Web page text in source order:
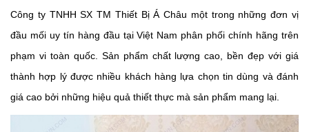
Công ty TNHH SX TM Thiết Bị Á Châu một trong những đơn vị
đầu mối uy tín hàng đầu tại Việt Nam phân phối chính hãng trên
phạm vi toàn quốc. Sản phẩm chất lượng cao, bền đẹp với giá
thành hợp lý được nhiều khách hàng lựa chọn tin dùng và đánh
giá cao bởi những hiệu quả thiết thực mà sản phẩm mang lại.